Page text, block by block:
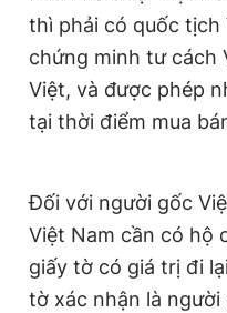
thì phải có quốc tịch
chứng minh tư cách
Việt, và được phép
tại thời điểm mua
Đối với người gốc
Việt Nam cần có hộ
giấy tờ có giá trị đi
tờ xác nhận là người